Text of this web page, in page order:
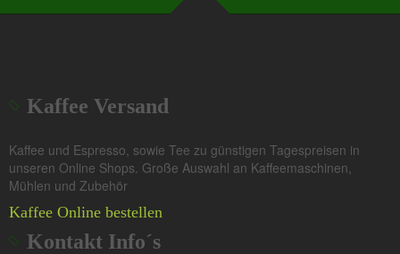
Kaffee Versand
Kaffee und Espresso, sowie Tee zu günstigen Tagespreisen in
unseren Online Shops. Große Auswahl an Kaffeemaschinen,
Mühlen und Zubehör
Kaffee Online bestellen
Kontakt Info´s